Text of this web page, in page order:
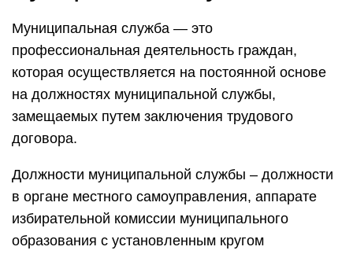
Муниципальная служба — это
профессиональная деятельность граждан,
которая осуществляется на постоянной основе
на должностях муниципальной службы,
замещаемых путем заключения трудового
договора.
Должности муниципальной службы – должности
в органе местного самоуправления, аппарате
избирательной комиссии муниципального
образования с установленным кругом